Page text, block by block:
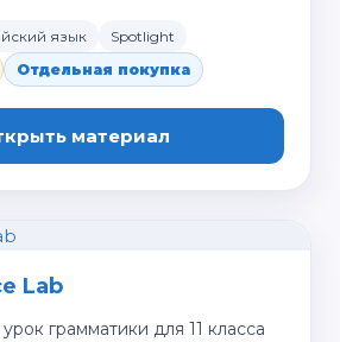
язык
Spotlight
Отдельная покупка
материал
Lab
грамматики для 11 класса